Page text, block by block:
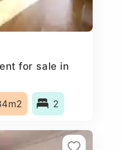
for sale in
2